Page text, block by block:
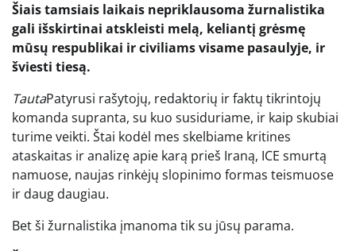
Šiais tamsiais laikais nepriklausoma žurnalistika
gali išskirtinai atskleisti melą, keliantį grėsmę
mūsų respublikai ir civiliams visame pasaulyje, ir
šviesti tiesą.
TautaPatyrusi rašytojų, redaktorių ir faktų tikrintojų
komanda supranta, su kuo susiduriame, ir kaip skubiai
turime veikti. Štai kodėl mes skelbiame kritines
ataskaitas ir analizę apie karą prieš Iraną, ICE smurtą
namuose, naujas rinkėjų slopinimo formas teismuose
ir daug daugiau.
Bet ši žurnalistika įmanoma tik su jūsų parama.